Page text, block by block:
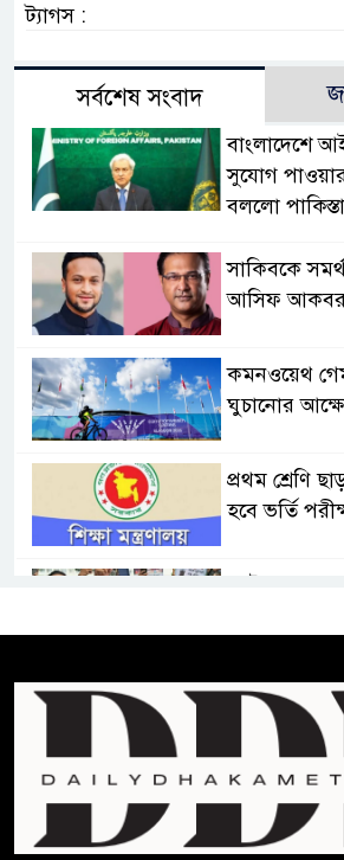
ট্যাগস :
সর্বশেষ সংবাদ
বাংলাদেশে
সুযোগ
বললো
সাকিবকে
আসিফ আকবর
কমনওয়েথ
ঘুচানোর
প্রথম শ্রেণি
হবে ভর্তি
কাউকে
রাষ্ট্রপতি
প্রীতির সাথে
বন্ধুত্ব : ব্রেট লি